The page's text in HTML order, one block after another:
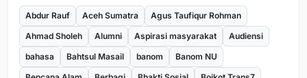
Abdur Rauf Aceh Sumatra
Agus Taufiqur Rohman
Ahmad Sholeh
Alumni Aspirasi masyarakat
Audiensi
bahasa
Bahtsul Masail banom
Banom NU